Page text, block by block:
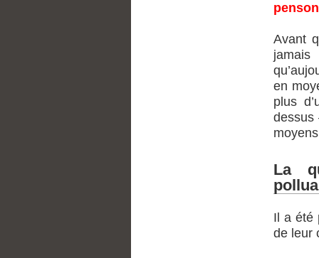
Avant
en
plus
dessus
La
Il a été
de leur